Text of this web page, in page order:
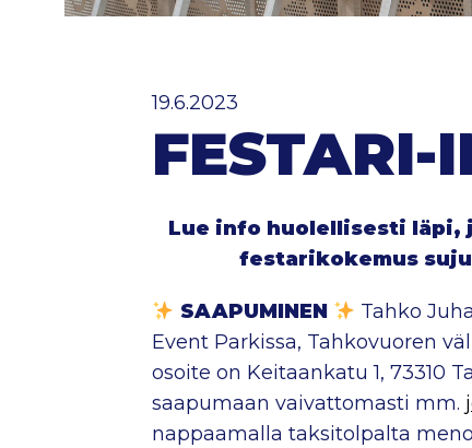
19.6.2023
FESTARI-
Lue info huolellisesti läpi,
festarikokemus
SAAPUMINEN
Tahko
Event Parkissa, Tahkovuoren
osoite on Keitaankatu 1, 73310
saapumaan vaivattomasti mm.
nappaamalla taksitolpalta